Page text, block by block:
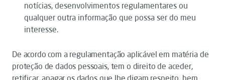
notícias, desenvolvimentos regulamentares ou
qualquer outra informação que possa ser do meu
interesse.
De acordo com a regulamentação aplicável em matéria de
proteção de dados pessoais, tem o direito de aceder,
retificar, apagar os dados que lhe digam respeito, bem